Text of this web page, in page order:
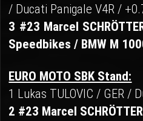
/ Ducati Panigale V4R /
3 #23 Marcel
Speedbikes / BMW M
EURO MOTO SBK Stand:
1 Lukas TULOVIC / GER /
2 #23 Marcel